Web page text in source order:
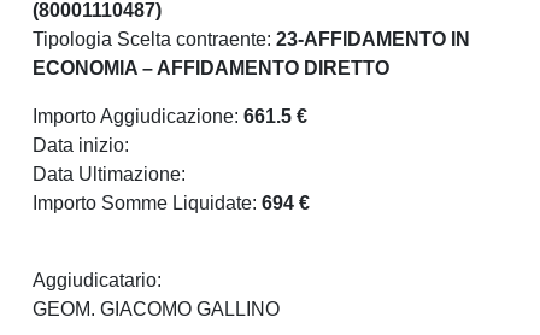
(80001110487)
Tipologia Scelta contraente: 23-AFFIDAMENTO IN
ECONOMIA – AFFIDAMENTO DIRETTO
Importo Aggiudicazione: 661.5 €
Data inizio:
Data Ultimazione:
Importo Somme Liquidate: 694 €
Aggiudicatario:
GEOM. GIACOMO GALLINO